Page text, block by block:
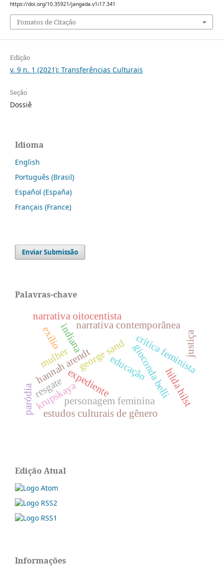
https://doi.org/10.35921/jangada.v1i17.341
Fomatos de Citação
Edição
v. 9 n. 1 (2021): Transferências Culturais
Seção
Dossiê
Idioma
English
Português (Brasil)
Español (España)
Français (France)
Enviar Submissão
Palavras-chave
expediente gioconda belli
hannah arendtgeorge sand
indiana crítica feminista
personagem feminina
narrativa oitocentista
narrativa contemporânea
educação
mulher
estudos culturais de gênero
hilda hilst
krupskaya
resgate
justiça
paródia
exílio
Edição Atual
Informações